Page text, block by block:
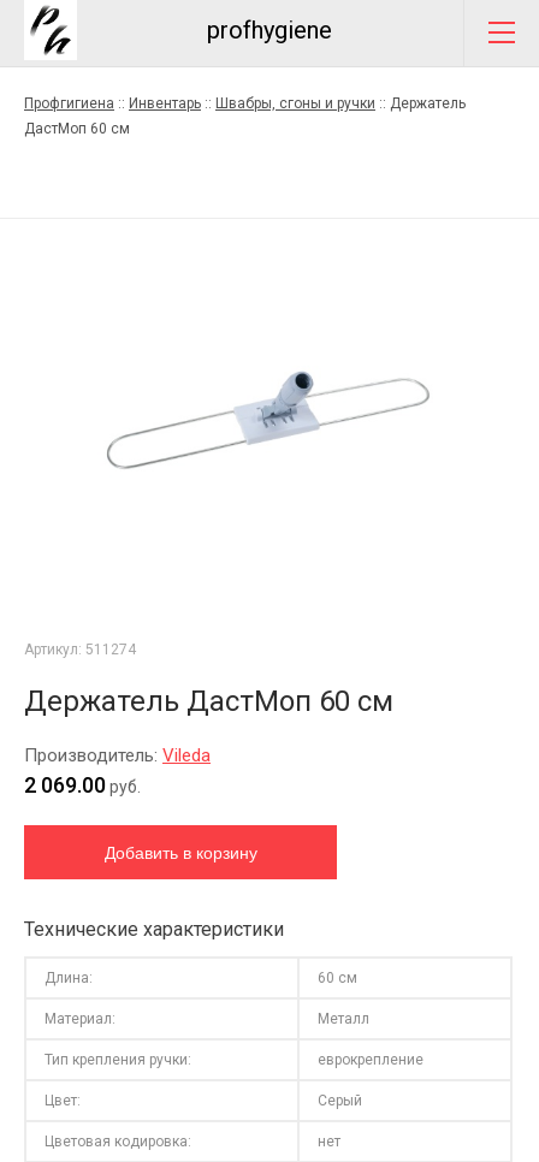
profhygiene
Профгигиена :: Инвентарь :: Швабры, сгоны и ручки :: Держатель
ДастМоп 60 см
Артикул: 511274
Держатель ДастМоп 60 см
Производитель: Vileda
2 069.00руб.
Технические характеристики
Длина: 60 см
Материал: Металл
Тип крепления ручки: еврокрепление
Цвет: Серый
Цветовая кодировка: нет